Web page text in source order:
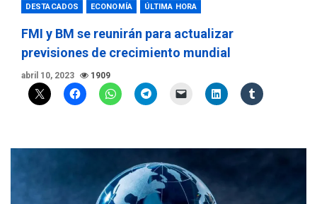
DESTACADOS ECONOMÍA ÚLTIMA HORA
FMI y BM se reunirán para actualizar
previsiones de crecimiento mundial
abril 10, 2023 1909